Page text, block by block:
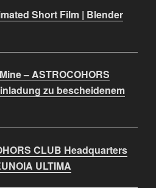
Short Film | Blender
– ASTROCOHORS
zu bescheidenem
CLUB Headquarters
ULTIMA